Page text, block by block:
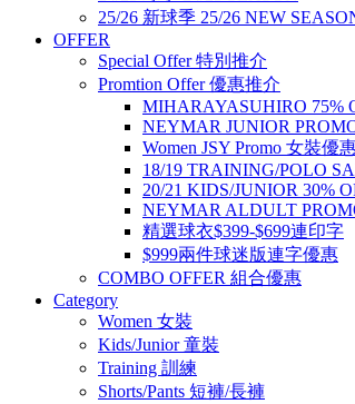
25/26 新球季 25/26 NEW
OFFER
Special Offer 特別推介
Promtion Offer 優惠推介
MIHARAYASUHIRO 75%
NEYMAR JUNIOR
Women JSY Promo 女裝優
18/19 TRAINING/POLO
20/21 KIDS/JUNIOR 30%
NEYMAR ALDULT
精選球衣$399-$699連印字
$999兩件球迷版連字優惠
COMBO OFFER 組合優惠
Category
Women 女裝
Kids/Junior 童裝
Training 訓練
Shorts/Pants 短褲/長褲